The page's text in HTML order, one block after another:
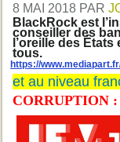
8 MAI 2018 PAR
BlackRock est
conseiller des
l’oreille des
tous.
https://
et au niveau
CORRUPTION